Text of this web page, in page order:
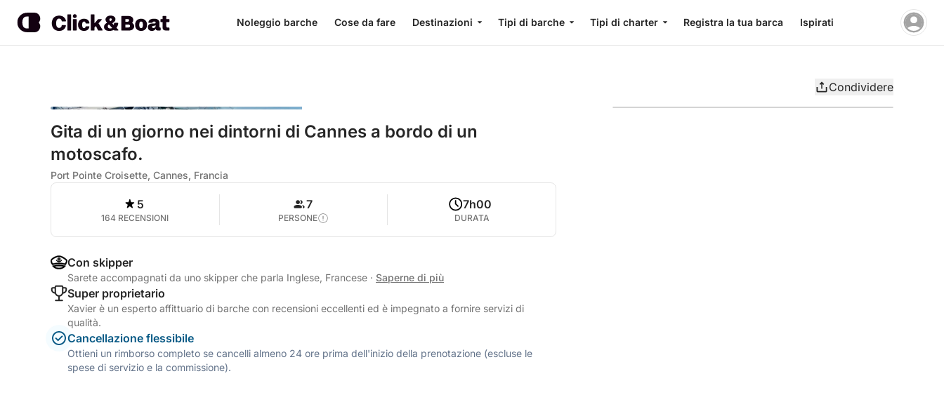
Noleggio barche Cose da fare Destinazioni Tipi di barche Tipi di charter Registra la tua barca Ispirati
Condividere
Gita di un giorno nei dintorni di Cannes a bordo di un
motoscafo.
Port Pointe Croisette, Cannes, Francia
5
164 RECENSIONI
7
PERSONE
7h00
DURATA
Con skipper
Sarete accompagnati da uno skipper che parla Inglese, Francese · Saperne di più
Super proprietario
Xavier è un esperto affittuario di barche con recensioni eccellenti ed è impegnato a fornire servizi di
qualità.
Cancellazione flessibile
Ottieni un rimborso completo se cancelli almeno 24 ore prima dell'inizio della prenotazione (escluse le
spese di servizio e la commissione).